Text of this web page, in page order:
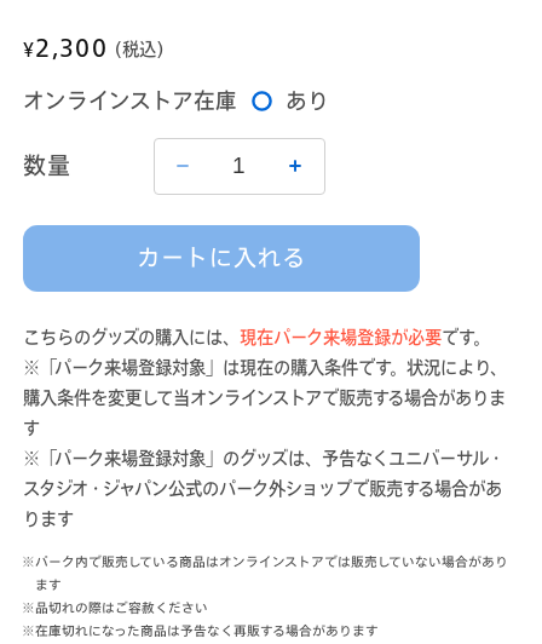
通
価
¥2,300 (税込)
オンラインストア在庫 あり
数量
ク
ボ
ー
ル
ペ
ン
数
量
減
す
ギ
ク
ボ
ー
ル
ペ
ン
数
量
増
カートに入れる
こちらのグッズの購入には、現在パーク来場登録が必要です。
※「パーク来場登録対象」は現在の購入条件です。状況により、
購入条件を変更して当オンラインストアで販売する場合がありま
す
※「パーク来場登録対象」のグッズは、予告なくユニバーサル・
スタジオ・ジャパン公式のパーク外ショップで販売する場合があ
ります
※パーク内で販売している商品はオンラインストアでは販売していない場合があり
ます
※品切れの際はご容赦ください
※在庫切れになった商品は予告なく再販する場合があります